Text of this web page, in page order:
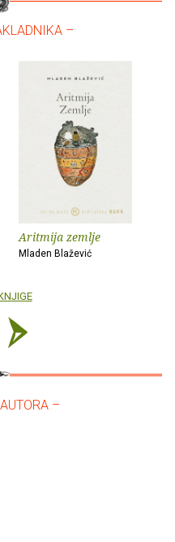
–
Aritmija zemlje
Mladen Blažević
–